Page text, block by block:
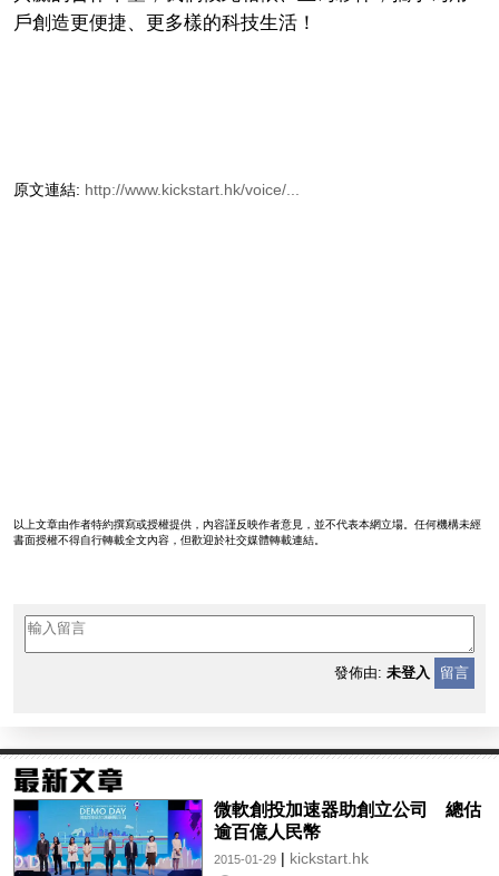
戶創造更便捷、更多樣的科技生活！
原文連結: http://www.kickstart.hk/voice/...
以上文章由作者特約撰寫或授權提供，內容謹反映作者意見，並不代表本網立場。任何機構未經
書面授權不得自行轉載全文內容，但歡迎於社交媒體轉載連結。
發佈由: 未登入 留言
微軟創投加速器助創立公司 總估
逾百億人民幣
2015-01-29| kickstart.hk